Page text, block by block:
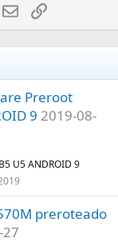
EmailEnlace
Preroot
9 2019-08-
U5 ANDROID 9
preroteado